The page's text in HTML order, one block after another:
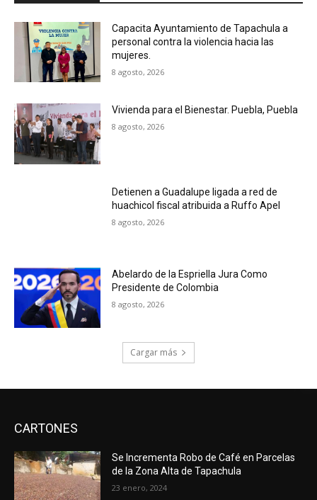
Capacita Ayuntamiento de Tapachula a
personal contra la violencia hacia las
mujeres.
8 agosto, 2026
Vivienda para el Bienestar. Puebla, Puebla
8 agosto, 2026
Detienen a Guadalupe ligada a red de
huachicol fiscal atribuida a Ruffo Apel
8 agosto, 2026
Abelardo de la Espriella Jura Como
Presidente de Colombia
8 agosto, 2026
Cargar más
CARTONES
Se Incrementa Robo de Café en Parcelas
de la Zona Alta de Tapachula
23 enero, 2024